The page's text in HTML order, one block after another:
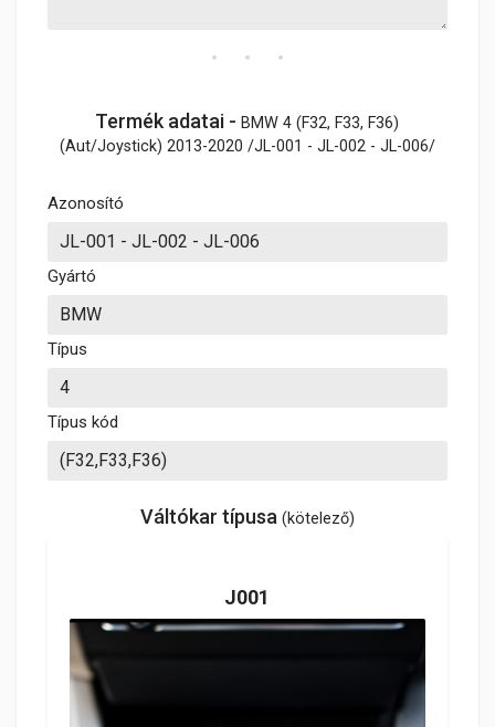
Termék adatai -BMW 4 (F32, F33, F36)
(Aut/Joystick) 2013-2020 /JL-001 - JL-002 - JL-006/
Azonosító
Gyártó
Típus
Típus kód
Váltókar típusa (kötelező)
J001